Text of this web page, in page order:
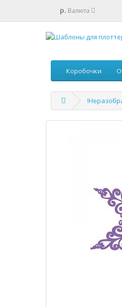
р. Валюта
Коробочки